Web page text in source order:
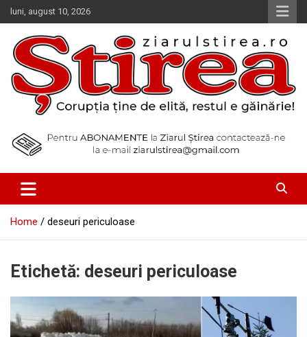
Skip
to
content
luni, august 10, 2026
Ziarul Știrea
Home deseuri periculoase
Etichetă: deseuri periculoase